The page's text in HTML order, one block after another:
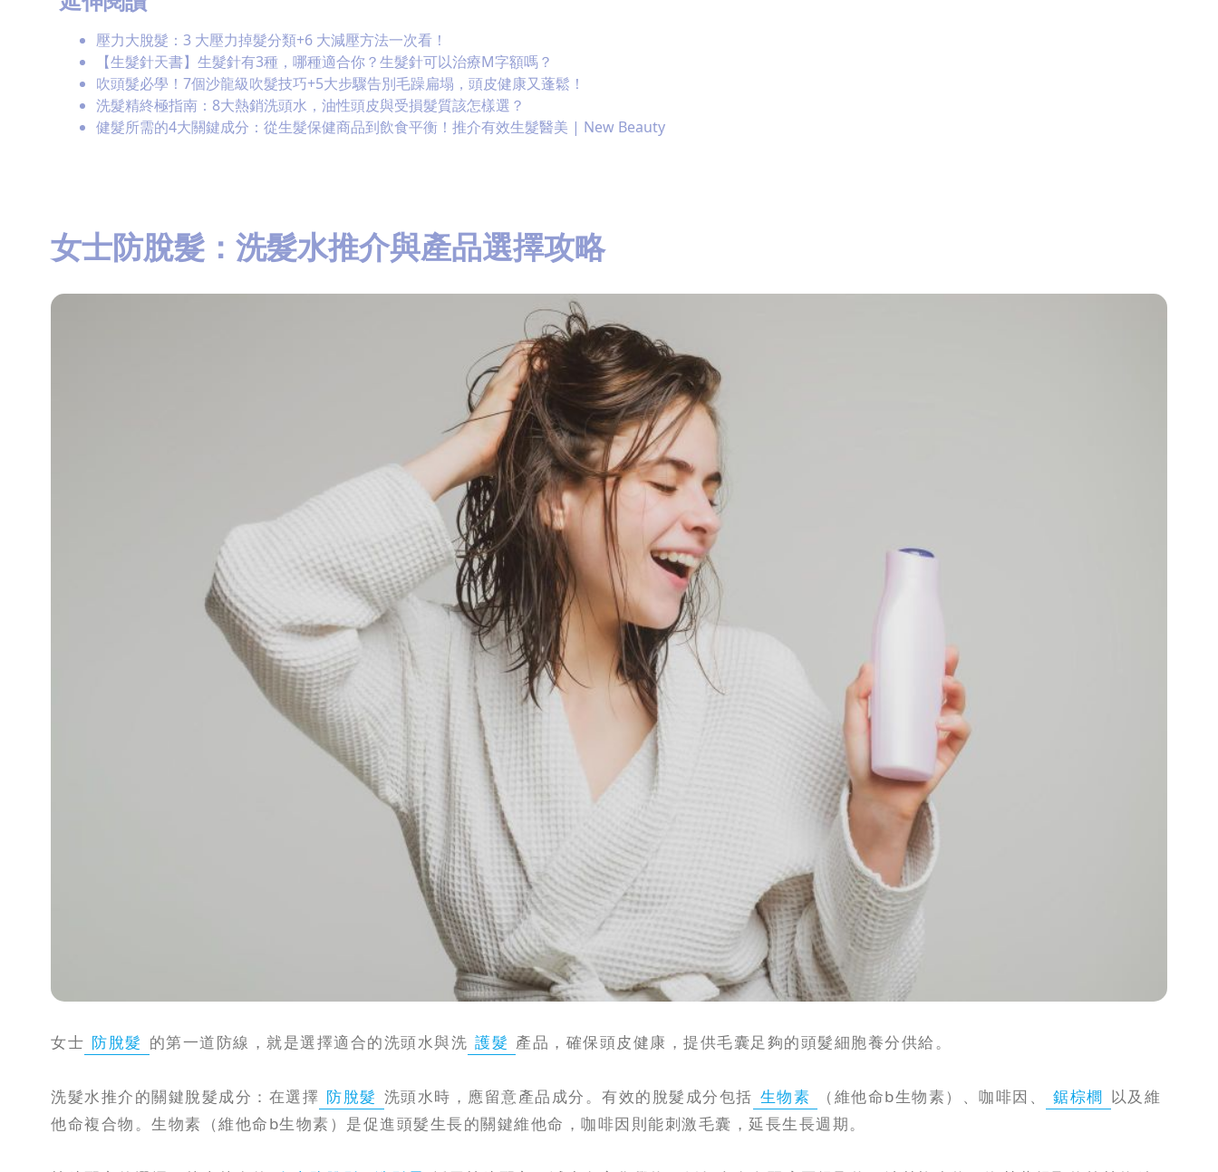
壓力大脫髮：3 大壓力掉髮分類+6 大減壓方法一次看！
【生髮針天書】生髮針有3種，哪種適合你？生髮針可以治療M字額嗎？
吹頭髮必學！7個沙龍級吹髮技巧+5大步驟告別毛躁扁塌，頭皮健康又蓬鬆！
洗髮精終極指南：8大熱銷洗頭水，油性頭皮與受損髮質該怎樣選？
健髮所需的4大關鍵成分：從生髮保健商品到飲食平衡！推介有效生髮醫美 | New Beauty
女士防脫髮：洗髮水推介與產品選擇攻略
女士 防脫髮 的第一道防線，就是選擇適合的洗頭水與洗 護髮 產品，確保頭皮健康，提供毛囊足夠的頭髮細胞養分供給。
洗髮水推介的關鍵脫髮成分：在選擇 防脫髮 洗頭水時，應留意產品成分。有效的脫髮成分包括 生物素 （維他命b生物素）、咖啡因、 鋸棕櫚 以及維
他命複合物。生物素（維他命b生物素）是促進頭髮生長的關鍵維他命，咖啡因則能刺激毛囊，延長生長週期。